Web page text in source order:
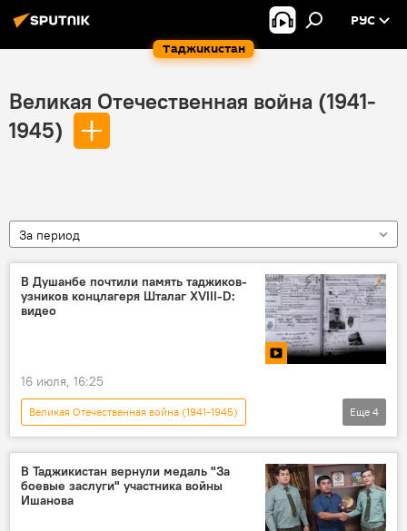
Таджикистан
РУС
Великая Отечественная война (1941-
1945)
За период
В Душанбе почтили память таджиков-
узников концлагеря Шталаг XVIII-D:
видео
16 июля, 16:25
Великая Отечественная война (1941-1945)
Таджикистан
Россия
Семен Григорьев
Видео
Еще 4
В Таджикистан вернули медаль "За
боевые заслуги" участника войны
Ишанова